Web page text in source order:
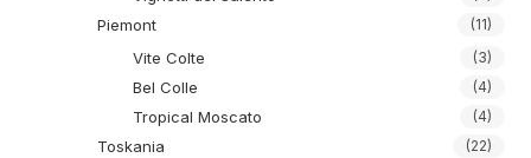
Piemont (11)
Vite Colte (3)
Bel Colle (4)
Tropical Moscato (4)
Toskania (22)